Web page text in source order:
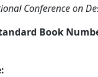
Conference on
Book